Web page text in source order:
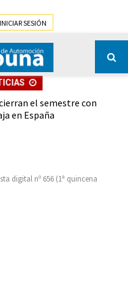
INICIAR SESIÓN
el semestre con
en España
digital nº 656 (1ª quincena